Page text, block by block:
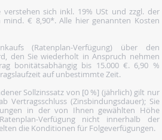
sich inkl. 19% USt und zzgl. der
€ 8,90*. Alle hier genannten Kosten
(Ratenplan-Verfügung) über den
den Sie wiederholt in Anspruch nehmen
bonitätsabhängig bis 15.000 €. 6,90 %
auf unbestimmte Zeit.
Sollzinssatz von [0 %] (jährlich) gilt nur
Vertragsschluss (Zinsbindungsdauer); Sie
in der von Ihnen gewählten Höhe
Verfügung nicht innerhalb der
die Konditionen für Folgeverfügungen.